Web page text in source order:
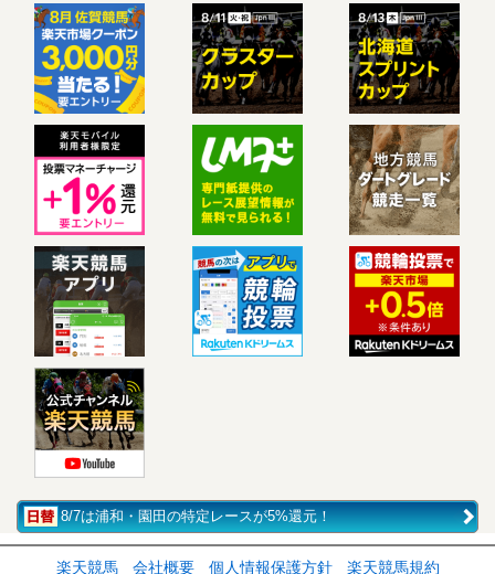
8/7は浦和・園田の特定レースが5%還元！
楽天競馬 会社概要 個人情報保護方針 楽天競馬規約